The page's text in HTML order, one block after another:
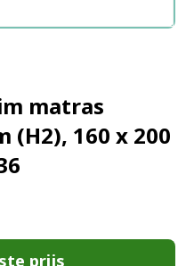
matras
(H2), 160 x 200
prijs